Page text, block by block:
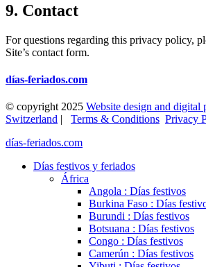
9. Contact
For questions regarding this privacy policy,
Site’s contact form.
días-feriados.com
© copyright 2025 Website design and digital
Switzerland | Terms & Conditions Privacy
días-feriados.com
Días festivos y feriados
África
Angola : Días festivos
Burkina Faso : Días
Burundi : Días festivos
Botsuana : Días festivos
Congo : Días festivos
Camerún : Días festivos